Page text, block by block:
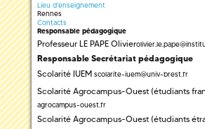
Lieu d'enseignement
Rennes
Contacts
Responsable pédagogique
Professeur LE PAPE Olivierolivier.le.pape@
Responsable Secrétariat pédagogique
Scolarité IUEM scolarite-iuem@univ-brest.fr
Scolarité Agrocampus-Ouest (étudiants
agrocampus-ouest.fr
Scolarité Agrocampus-Ouest (étudiants